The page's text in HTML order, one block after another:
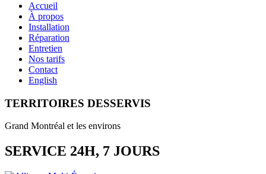
Accueil
À propos
Installation
Réparation
Entretien
Nos tarifs
Contact
English
TERRITOIRES DESSERVIS
Grand Montréal et les environs
SERVICE 24H, 7 JOURS